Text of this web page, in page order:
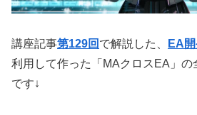
講座記事第129回 で解説した、 EA
利用して作った「MAクロスEA」の
です↓